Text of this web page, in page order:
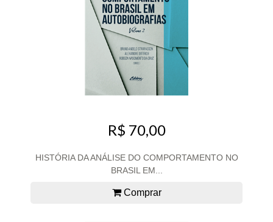
R$ 70,00
HISTÓRIA DA ANÁLISE DO COMPORTAMENTO NO
BRASIL EM...
Comprar